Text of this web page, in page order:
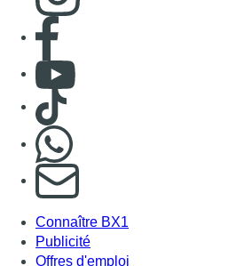
Consulter page Facebook
Consulter Youtube
Consulter TikTok
S'abonner à notre newsletter
Connaître BX1
Publicité
Offres d'emploi